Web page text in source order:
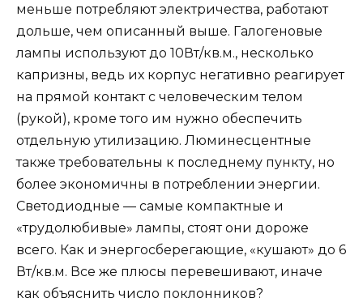
меньше потребляют электричества, работают
дольше, чем описанный выше. Галогеновые
лампы используют до 10Вт/кв.м., несколько
капризны, ведь их корпус негативно реагирует
на прямой контакт с человеческим телом
(рукой), кроме того им нужно обеспечить
отдельную утилизацию. Люминесцентные
также требовательны к последнему пункту, но
более экономичны в потреблении энергии.
Светодиодные — самые компактные и
«трудолюбивые» лампы, стоят они дороже
всего. Как и энергосберегающие, «кушают» до 6
Вт/кв.м. Все же плюсы перевешивают, иначе
как объяснить число поклонников?